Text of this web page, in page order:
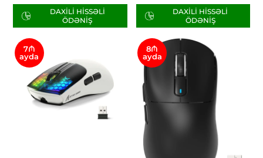
DAXILI HISSƏLI
ÖDƏNIŞ
DAXILI HISSƏLI
ÖDƏNIŞ
7₼
ayda
8₼
ayda